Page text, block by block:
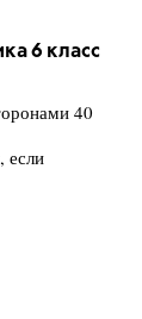
6 класс
40
если